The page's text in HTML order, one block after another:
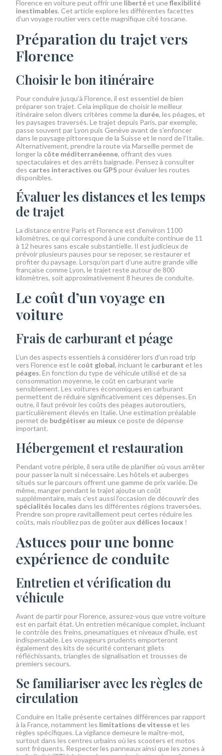
Florence en voiture peut offrir une liberté et uneflexibilité
inestimables. Cet article explore les différentes facettes
d’un voyage routier vers cette magnifique cité toscane.
Préparation du trajet vers
Florence
Choisir le bon itinéraire
Pour conduire jusqu’à Florence, il est essentiel de bien
préparer son trajet. Cela implique de choisir le meilleur
itinéraire selon divers critères comme la durée, les péages, et
les paysages traversés. Le trajet depuis Paris, par exemple,
passe souvent par Lyon puis Genève avant de s’enfoncer
dans le paysage pittoresque de la Suisse et le nord de l’Italie.
Alternativement, prendre la route via Marseille permet de
longer la côte méditerranéenne, offrant des vues
spectaculaires et des arrêts baignade. Pensez à consulter
des cartes interactives ou GPSpour évaluer les routes
disponibles.
Évaluer les distances et les temps
de trajet
La distance entre Paris et Florence est d’environ 1100
kilomètres, ce qui correspond à une conduite continue de 11
à 12 heures sans escale substantielle. Il est judicieux de
prévoir plusieurs pauses pour se reposer, se restaurer et
profiter du paysage. Lorsqu’on part d’une autre grande ville
française comme Lyon, le trajet reste autour de 800
kilomètres, soit approximativement 8 heures de conduite.
Le coût d’un voyage en
voiture
Frais de carburant et péage
L’un des aspects essentiels à considérer lors d’un road trip
vers Florence est le coût global, incluant le carburant et les
péages. En fonction du type de véhicule utilisé et de sa
consommation moyenne, le coût en carburant varie
sensiblement. Les voitures économiques en carburant
permettent de réduire significativement ces dépenses. En
outre, il faut prévoir les coûts des péages autoroutiers,
particulièrement élevés en Italie. Une estimation préalable
permet de budgétiser au mieux ce poste de dépense
important.
Hébergement et restauration
Pendant votre périple, il sera utile de planifier où vous arrêter
pour passer la nuit si nécessaire. Les hôtels et auberges
situés sur le parcours offrent une gamme de prix variée. De
même, manger pendant le trajet ajoute un coût
supplémentaire, mais c’est aussi l’occasion de découvrir des
spécialités locales dans les différentes régions traversées.
Prendre son propre ravitaillement peut certes réduire les
coûts, mais n’oubliez pas de goûter aux délices locaux !
Astuces pour une bonne
expérience de conduite
Entretien et vérification du
véhicule
Avant de partir pour Florence, assurez-vous que votre voiture
est en parfait état. Un entretien mécanique complet, incluant
le contrôle des freins, pneumatiques et niveaux d’huile, est
indispensable. Les voyageurs prudents emporteront
également des kits de sécurité contenant gilets
réfléchissants, triangles de signalisation et trousses de
premiers secours.
Se familiariser avec les règles de
circulation
Conduire en Italie présente certaines différences par rapport
à la France, notamment les limitations de vitesse et les
règles spécifiques. La vigilance demeure le maître-mot,
surtout dans les centres urbains où les scooters et motos
sont fréquents. Respecter les panneaux ainsi que les zones à